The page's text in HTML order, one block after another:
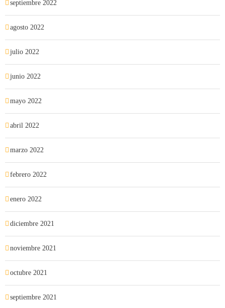
septiembre 2022
agosto 2022
julio 2022
junio 2022
mayo 2022
abril 2022
marzo 2022
febrero 2022
enero 2022
diciembre 2021
noviembre 2021
octubre 2021
septiembre 2021